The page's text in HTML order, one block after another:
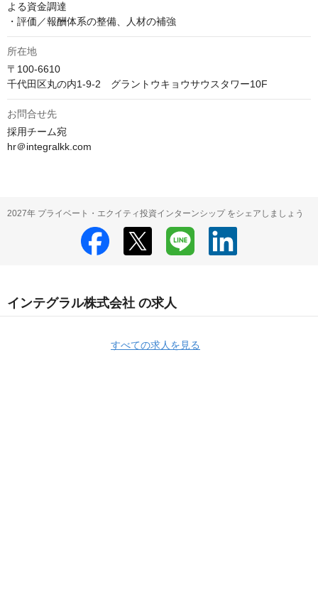
よる資金調達
所在地
〒100-6610
千代田区丸の内1-9-2　グラントウキョウサウスタワー10F
お問合せ先
採用チーム宛
hr＠integralkk.com
2027年 プライベート・エクイティ投資インターンシップ をシェアしましょう
インテグラル株式会社 の求人
すべての求人を見る